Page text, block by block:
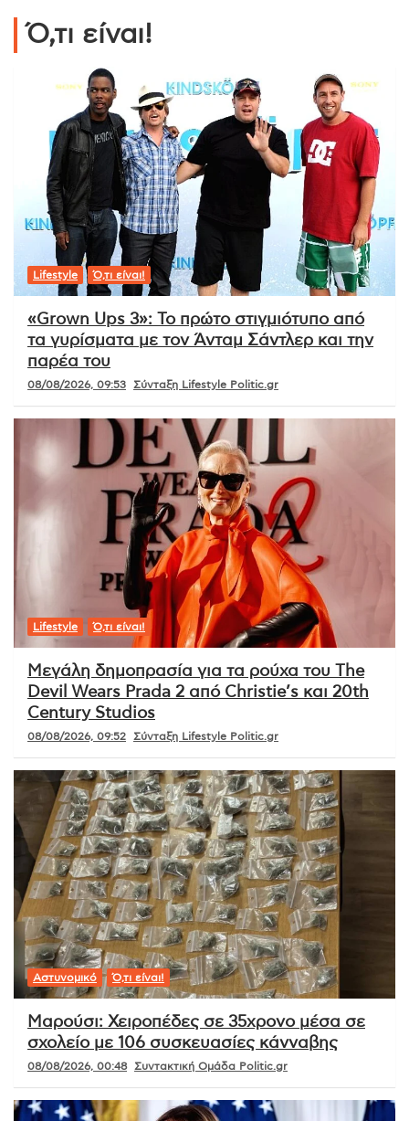
Ό,τι είναι!
Lifestyle Ό,τι είναι!
«Grown Ups 3»: Το πρώτο στιγμιότυπο από
τα γυρίσματα με τον Άνταμ Σάντλερ και την
παρέα του
08/08/2026, 09:53 Σύνταξη Lifestyle Politic.gr
Lifestyle Ό,τι είναι!
Μεγάλη δημοπρασία για τα ρούχα του The
Devil Wears Prada 2 από Christie’s και 20th
Century Studios
08/08/2026, 09:52 Σύνταξη Lifestyle Politic.gr
Αστυνομικό Ό,τι είναι!
Μαρούσι: Χειροπέδες σε 35χρονο μέσα σε
σχολείο με 106 συσκευασίες κάνναβης
08/08/2026, 00:48 Συντακτική Ομάδα Politic.gr